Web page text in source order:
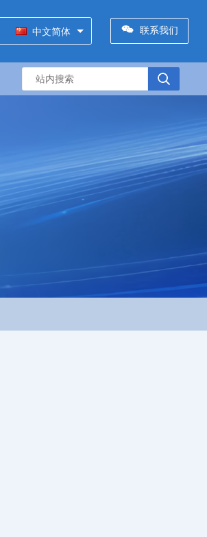
中文简体 联系我们